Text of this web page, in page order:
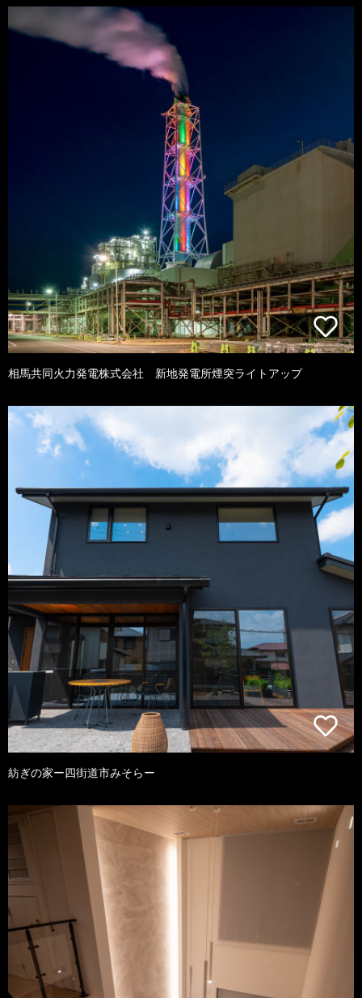
相馬共同火力発電株式会社 新地発電所煙突ライトアップ
紡ぎの家ー四街道市みそらー